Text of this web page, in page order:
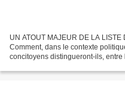
UN ATOUT MAJEUR DE LA
Comment, dans le contexte
concitoyens distingueront-ils,